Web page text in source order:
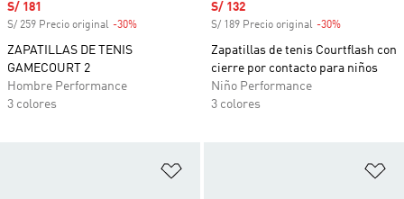
Precio de venta
S/ 181
S/ 259 Precio original -30%
ZAPATILLAS DE TENIS
GAMECOURT 2
Hombre Performance
3 colores
Precio de venta
S/ 132
S/ 189 Precio original -30%
Zapatillas de tenis Courtflash con
cierre por contacto para niños
Niño Performance
3 colores